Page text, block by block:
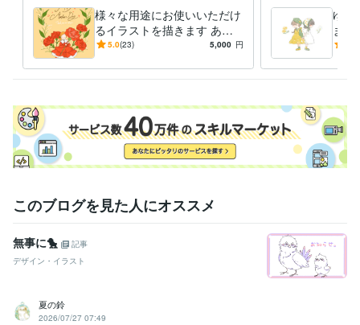
様々な用途にお使いいただけ
るイラストを描きます あな
ただけの世界観をかたちにし
5.0(23) 5,000 円
ゆる
ま
だけ
このブログを見た人にオススメ
無事に🐤
記事
デザイン・イラスト
夏の鈴
2026/07/27 07:49